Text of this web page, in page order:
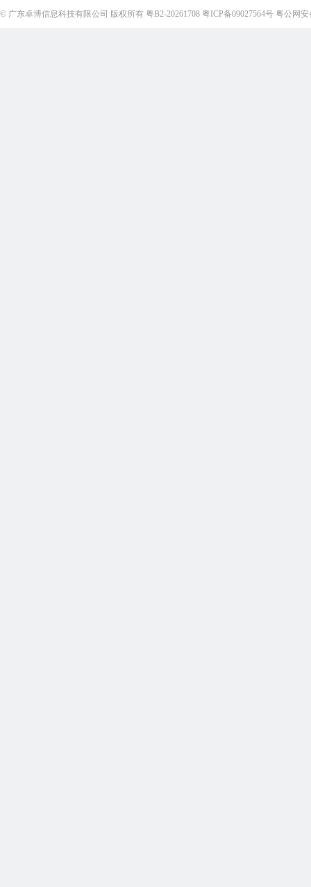
© 广东卓博信息科技有限公司 版权所有 粤B2-20261708 粤ICP备09027564号 粤公网安